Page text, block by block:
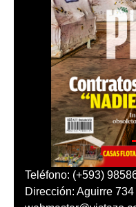
Teléfono: (+593)
Dirección: Aguirre